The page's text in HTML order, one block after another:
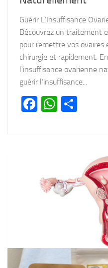
Guérir L’Insuffisance
Découvrez un traitement
pour remettre vos
chirurgie et rapidement.
l’insuffisance ovarienne
guérir l’insuffisance...
Facebook